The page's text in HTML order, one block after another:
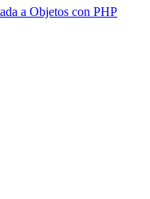
a Objetos con PHP